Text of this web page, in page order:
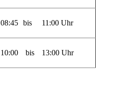
08:45 bis 11:00 Uhr
10:00 bis 13:00 Uhr